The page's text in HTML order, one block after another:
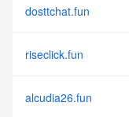
dosttchat.fun
riseclick.fun
alcudia26.fun